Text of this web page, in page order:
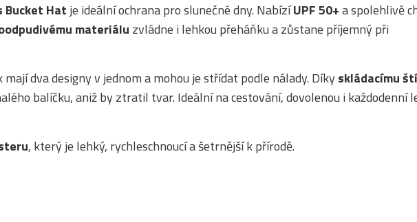
Bucket Hat je ideální ochrana pro slunečné dny. NabízíUPF 50+a spolehlivě
materiálu zvládne i lehkou přeháňku a zůstane příjemný při
dva designy v jednom a mohou je střídat podle nálady. Díkyskládacímu
balíčku, aniž by ztratil tvar. Ideální na cestování, dovolenou i každodenní
, který je lehký, rychleschnoucí a šetrnější k přírodě.